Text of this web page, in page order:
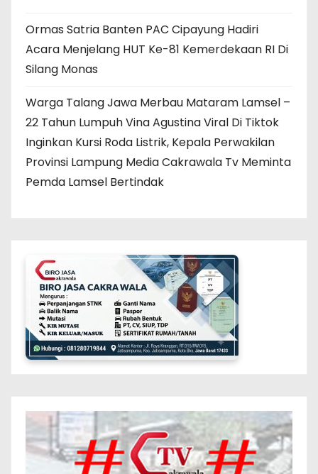
Ormas Satria Banten PAC Cipayung Hadiri
Acara Menjelang HUT Ke-81 Kemerdekaan RI Di
Silang Monas
Warga Talang Jawa Merbau Mataram Lamsel –
22 Tahun Lumpuh Vina Agustina Viral Di Tiktok
Inginkan Kursi Roda Listrik, Kepala Perwakilan
Provinsi Lampung Media Cakrawala Tv Meminta
Pemda Lamsel Bertindak